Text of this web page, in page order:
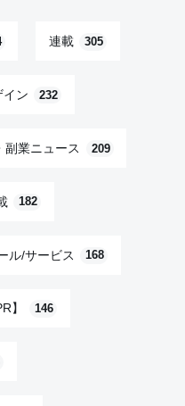
連載 305
イン 232
副業ニュース 209
182
ル/サービス 168
】 146